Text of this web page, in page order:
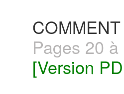
Pages 20 à
[Version